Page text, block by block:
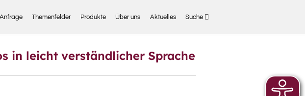
Anfrage Themenfelder Produkte Über uns Aktuelles Suche
in leicht verständlicher Sprache